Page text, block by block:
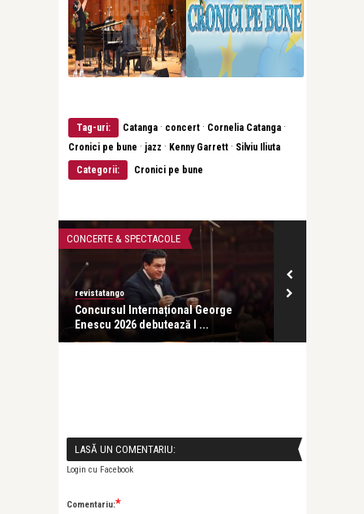
Tag-uri: Catanga · concert · Cornelia Catanga ·
Cronici pe bune · jazz · Kenny Garrett · Silviu Iliuta
Categorii:
Cronici pe bune
CONCERTE & SPECTACOLE
revistatango
Concursul Internațional George
Enescu 2026 debutează l ...
LASĂ UN COMENTARIU:
Login cu Facebook
Comentariu:*